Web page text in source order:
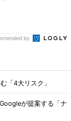
by
「4大リスク」
が提案する「ナ